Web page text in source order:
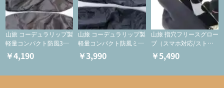
山旅 コーデュラリップ製
軽量コンパクト防風3つ
指ミトン【登山用グロー
ブ】
￥4,190
山旅 コーデュラリップ製
軽量コンパクト防風ミト
ン【登山用グローブ】
￥3,990
山旅 指穴フリースグロー
ブ（スマホ対応/ストレ
ッチ/登山用保温グロー
ブ)
￥5,490